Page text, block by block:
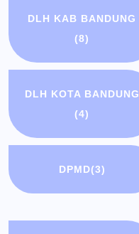
DLH KAB BANDUNG
(8)
DLH KOTA BANDUNG
(4)
DPMD(3)